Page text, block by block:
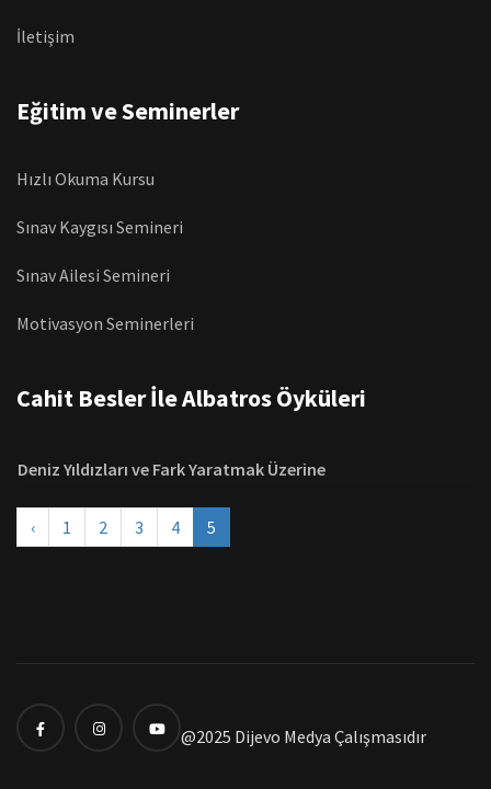
İletişim
Eğitim ve Seminerler
Hızlı Okuma Kursu
Sınav Kaygısı Semineri
Sınav Ailesi Semineri
Motivasyon Seminerleri
Cahit Besler İle Albatros Öyküleri
Deniz Yıldızları ve Fark Yaratmak Üzerine
‹ 1 2 3 4 5
@2025 Dijevo Medya Çalışmasıdır